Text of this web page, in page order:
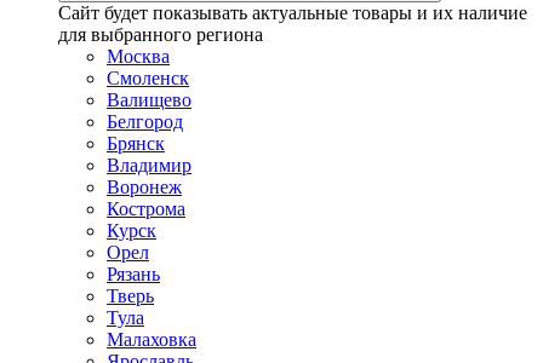
Сайт будет показывать актуальные товары и их наличие
для выбранного региона
Москва
Смоленск
Валищево
Белгород
Брянск
Владимир
Воронеж
Кострома
Курск
Орел
Рязань
Тверь
Тула
Малаховка